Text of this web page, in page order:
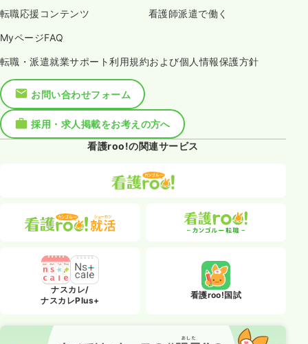
転職応援コンテンツ 看護師派遣で働く
MyページFAQ
転職・派遣就業サポート利用規約および個人情報保護方針
お問い合わせフォーム
採用・求人掲載をお考えの方へ
看護roo!の関連サービス
ナスカレ/
ナスカレPlus+
看護roo!国試